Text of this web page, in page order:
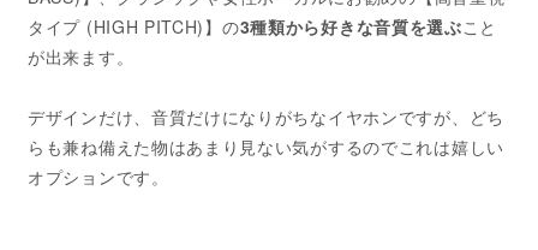
タイプ (HIGH PITCH)】の3種類から好きな音質を選ぶこと
が出来ます。
デザインだけ、音質だけになりがちなイヤホンですが、どち
らも兼ね備えた物はあまり見ない気がするのでこれは嬉しい
オプションです。